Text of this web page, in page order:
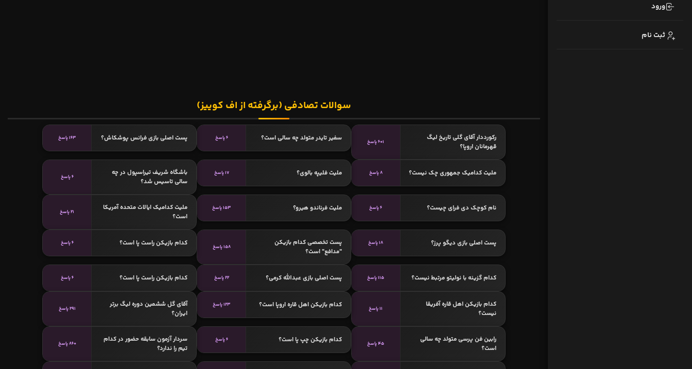
ورود
ثبت نام
سوالات تصادفی (برگرفته از اف کوییز)
رکورددار آقای گلی تاریخ لیگ
قهرمانان اروپا؟
601 پاسخ سفیر تایدر متولد چه سالی است؟ 6 پاسخ پست اصلی بازی فرانس پوشکاش؟ 163 پاسخ
ملیت کدامیک جمهوری چک نیست؟ 8 پاسخ ملیت فلیپه بالوی؟ 17 پاسخ
باشگاه شریف تیراسپول در چه
سالی تاسیس شد؟
6 پاسخ
نام کوچک دی فرای چیست؟ 6 پاسخ ملیت فرناندو هیرو؟ 153 پاسخ
ملیت کدامیک ایالات متحده آمریکا
است؟
21 پاسخ
پست اصلی بازی دیگو پرز؟ 18 پاسخ
پست تخصصی کدام بازیکن
"مدافع" است؟
158 پاسخ کدام بازیکن راست پا است؟ 6 پاسخ
کدام گزینه با نولیتو مرتبط نیست؟ 115 پاسخ پست اصلی بازی عبدالله کرمی؟ 22 پاسخ کدام بازیکن راست پا است؟ 6 پاسخ
کدام بازیکن اهل قاره آفریقا
نیست؟
11 پاسخ کدام بازیکن اهل قاره اروپا است؟ 123 پاسخ
آقای گل ششمین دوره لیگ برتر
ایران؟
291 پاسخ
رابین فن پرسی متولد چه سالی
است؟
45 پاسخ کدام بازیکن چپ پا است؟ 6 پاسخ
سردار آزمون سابقه حضور در کدام
تیم را ندارد؟
860 پاسخ